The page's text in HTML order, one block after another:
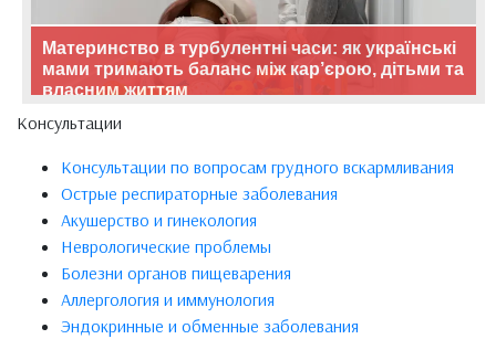
Материнство в турбулентні часи: як українські
мами тримають баланс між кар’єрою, дітьми та
власним життям
Консультации
Консультации по вопросам грудного вскармливания
Острые респираторные заболевания
Акушерство и гинекология
Неврологические проблемы
Болезни органов пищеварения
Аллергология и иммунология
Эндокринные и обменные заболевания